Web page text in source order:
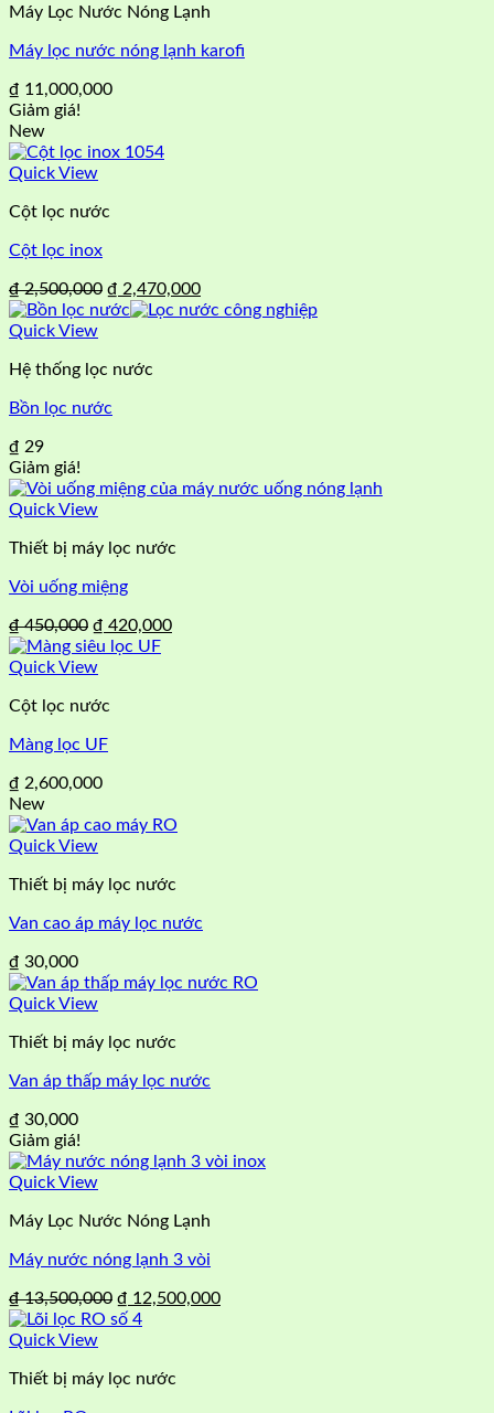
Máy Lọc Nước Nóng Lạnh
Máy lọc nước nóng lạnh karofi
₫ 11,000,000
Giảm giá!
New
Quick View
Cột lọc nước
Cột lọc inox
₫2,500,000 Giá
gốc
₫ 2,470,000Giá
hiện
Quick View
Hệ thống lọc nước
Bồn lọc nước
₫ 29
Giảm giá!
Quick View
Thiết bị máy lọc nước
Vòi uống miệng
₫450,000 Giá
gốc
là:
₫ 420,000Giá
Quick View
Cột lọc nước
Màng lọc UF
₫ 2,600,000
New
Quick View
Thiết bị máy lọc nước
Van cao áp máy lọc nước
₫ 30,000
Quick View
Thiết bị máy lọc nước
Van áp thấp máy lọc nước
₫ 30,000
Giảm giá!
Quick View
Máy Lọc Nước Nóng Lạnh
Máy nước nóng lạnh 3 vòi
₫13,500,000 Giá
gốc
₫ 12,500,000Giá
Quick View
Thiết bị máy lọc nước